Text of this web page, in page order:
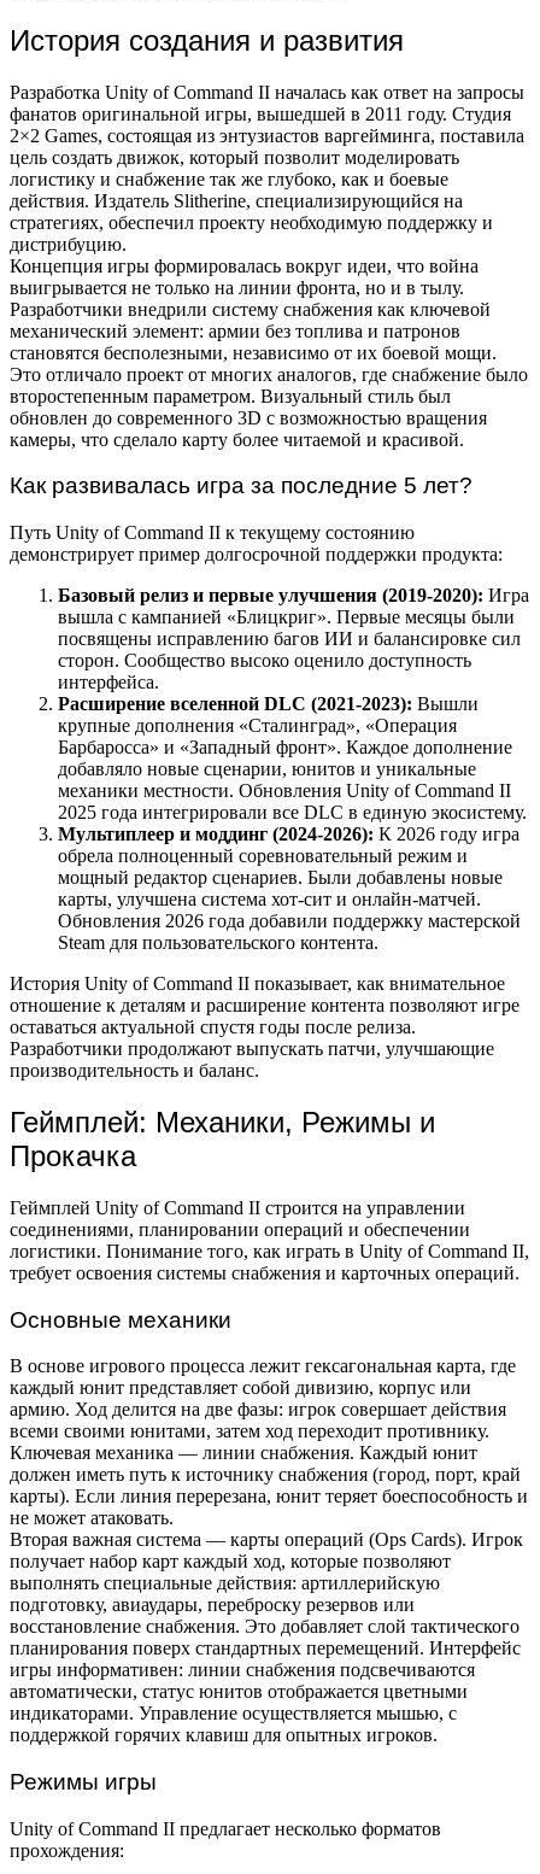
История создания и развития
Разработка Unity of Command II началась как ответ на запросы
фанатов оригинальной игры, вышедшей в 2011 году. Студия
2×2 Games, состоящая из энтузиастов варгейминга, поставила
цель создать движок, который позволит моделировать
логистику и снабжение так же глубоко, как и боевые
действия. Издатель Slitherine, специализирующийся на
стратегиях, обеспечил проекту необходимую поддержку и
дистрибуцию.
Концепция игры формировалась вокруг идеи, что война
выигрывается не только на линии фронта, но и в тылу.
Разработчики внедрили систему снабжения как ключевой
механический элемент: армии без топлива и патронов
становятся бесполезными, независимо от их боевой мощи.
Это отличало проект от многих аналогов, где снабжение было
второстепенным параметром. Визуальный стиль был
обновлен до современного 3D с возможностью вращения
камеры, что сделало карту более читаемой и красивой.
Как развивалась игра за последние 5 лет?
Путь Unity of Command II к текущему состоянию
демонстрирует пример долгосрочной поддержки продукта:
Базовый релиз и первые улучшения (2019-2020): Игра
вышла с кампанией «Блицкриг». Первые месяцы были
посвящены исправлению багов ИИ и балансировке сил
сторон. Сообщество высоко оценило доступность
интерфейса.
Расширение вселенной DLC (2021-2023): Вышли
крупные дополнения «Сталинград», «Операция
Барбаросса» и «Западный фронт». Каждое дополнение
добавляло новые сценарии, юнитов и уникальные
механики местности. Обновления Unity of Command II
2025 года интегрировали все DLC в единую экосистему.
Мультиплеер и моддинг (2024-2026): К 2026 году игра
обрела полноценный соревновательный режим и
мощный редактор сценариев. Были добавлены новые
карты, улучшена система хот-сит и онлайн-матчей.
Обновления 2026 года добавили поддержку мастерской
Steam для пользовательского контента.
История Unity of Command II показывает, как внимательное
отношение к деталям и расширение контента позволяют игре
оставаться актуальной спустя годы после релиза.
Разработчики продолжают выпускать патчи, улучшающие
производительность и баланс.
Геймплей: Механики, Режимы и
Прокачка
Геймплей Unity of Command II строится на управлении
соединениями, планировании операций и обеспечении
логистики. Понимание того, как играть в Unity of Command II,
требует освоения системы снабжения и карточных операций.
Основные механики
В основе игрового процесса лежит гексагональная карта, где
каждый юнит представляет собой дивизию, корпус или
армию. Ход делится на две фазы: игрок совершает действия
всеми своими юнитами, затем ход переходит противнику.
Ключевая механика — линии снабжения. Каждый юнит
должен иметь путь к источнику снабжения (город, порт, край
карты). Если линия перерезана, юнит теряет боеспособность и
не может атаковать.
Вторая важная система — карты операций (Ops Cards). Игрок
получает набор карт каждый ход, которые позволяют
выполнять специальные действия: артиллерийскую
подготовку, авиаудары, переброску резервов или
восстановление снабжения. Это добавляет слой тактического
планирования поверх стандартных перемещений. Интерфейс
игры информативен: линии снабжения подсвечиваются
автоматически, статус юнитов отображается цветными
индикаторами. Управление осуществляется мышью, с
поддержкой горячих клавиш для опытных игроков.
Режимы игры
Unity of Command II предлагает несколько форматов
прохождения: